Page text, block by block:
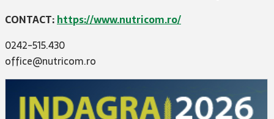
CONTACT:https://www.nutricom.ro/
0242-515.430
office@nutricom.ro